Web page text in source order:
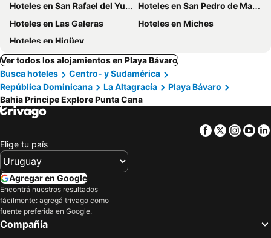
Hoteles en San Rafael del Yuma
Hoteles en San Pedro de Macoris
Hoteles en Las Galeras
Hoteles en Miches
Hoteles en Higüey
Ver todos los alojamientos en Playa Bávaro
Busca hoteles
Centro- y Sudamérica
República Dominicana
La Altagracía
Playa Bávaro
Bahia Principe Explore Punta Cana
Facebook
Twitter
Elige tu país
Agregar en Google
Encontrá nuestros resultados
fácilmente: agregá trivago como
fuente preferida en Google.
Compañía